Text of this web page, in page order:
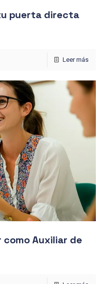
puerta directa
Leer más
Auxiliar de